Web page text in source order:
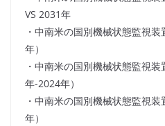
VS 2031年
・中南米の国別機械状態監視
年）
・中南米の国別機械状態監視
年-2024年）
・中南米の国別機械状態監視
年）